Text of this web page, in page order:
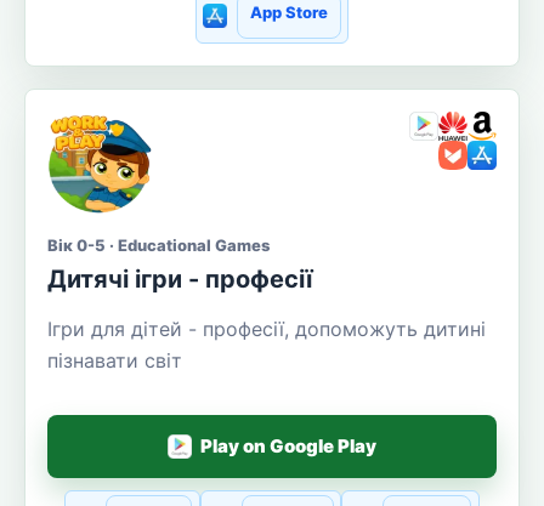
App Store
Вік 0-5 · Educational Games
Дитячі ігри - професії
Ігри для дітей - професії, допоможуть дитині
пізнавати світ
Play on Google Play